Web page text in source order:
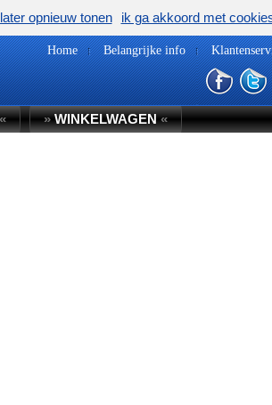
Home Belangrijke info
»WINKELWAGEN«
later opnieuw tonen ik ga akkoord met